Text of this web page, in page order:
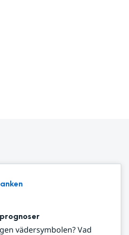
vädersymbolen? Vad